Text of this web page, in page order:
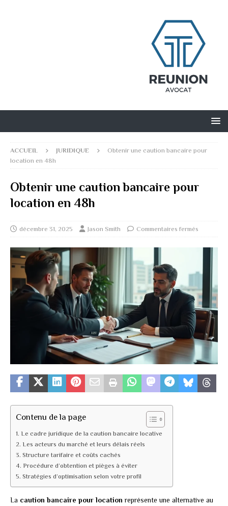
ACCUEIL JURIDIQUE
Obtenir une caution bancaire pour
location en 48h
Obtenir une caution bancaire pour
location en 48h
décembre 31, 2025 Jason Smith Commentaires fermés
Contenu de la page
Le cadre juridique de la caution bancaire locative
Les acteurs du marché et leurs délais réels
Structure tarifaire et coûts cachés
Procédure d’obtention et pièges à éviter
Stratégies d’optimisation selon votre profil
La caution bancaire pour location représente une alternative au